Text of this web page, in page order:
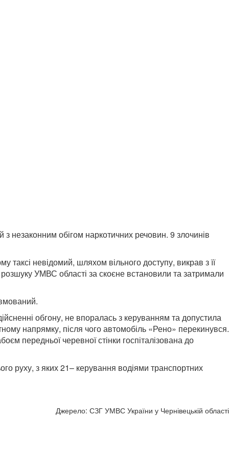
незаконним обігом наркотичних речовин. 9 злочинів
таксі невідомий, шляхом вільного доступу, викрав з її
УМВС області за скоєне встановили та затримали
обгону, не впоралась з керуванням та допустила
напрямку, після чого автомобіль «Рено» перекинувся.
передньої черевної стінки госпіталізована до
руху, з яких 21– керування водіями транспортних
Джерело: СЗГ УМВС України у Чернівецькій області